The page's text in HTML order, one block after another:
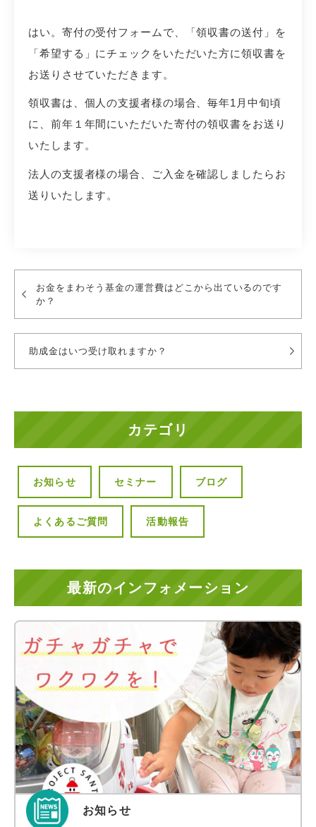
はい。寄付の受付フォームで、「領収書の送付」を
「希望する」にチェックをいただいた方に領収書を
お送りさせていただきます。
領収書は、個人の支援者様の場合、毎年1月中旬頃
に、前年１年間にいただいた寄付の領収書をお送り
いたします。
法人の支援者様の場合、ご入金を確認しましたらお
送りいたします。
お金をまわそう基金の運営費はどこから出ているのです
か？
助成金はいつ受け取れますか？
カテゴリ
お知らせ セミナー ブログ
よくあるご質問 活動報告
最新のインフォメーション
お知らせ